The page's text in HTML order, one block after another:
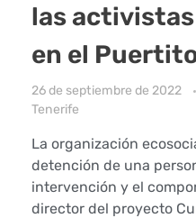
las
en el
26 de septiembre de 2022
Tenerife
La organización
detención de una
intervención y el
director del proyecto